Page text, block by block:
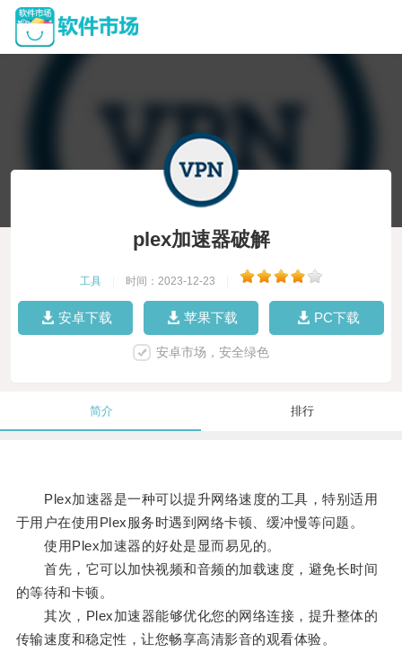
plex加速器破解
工具 时间：2023-12-23
安卓下载 苹果下载 PC下载
安卓市场，安全绿色
简介 排行
Plex加速器是一种可以提升网络速度的工具，特别适用
于用户在使用Plex服务时遇到网络卡顿、缓冲慢等问题。
使用Plex加速器的好处是显而易见的。
首先，它可以加快视频和音频的加载速度，避免长时间
的等待和卡顿。
其次，Plex加速器能够优化您的网络连接，提升整体的
传输速度和稳定性，让您畅享高清影音的观看体验。